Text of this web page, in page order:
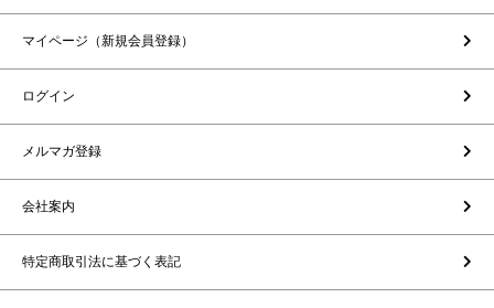
マイページ（新規会員登録）
ログイン
メルマガ登録
会社案内
特定商取引法に基づく表記